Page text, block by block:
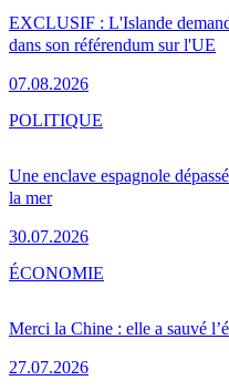
EXCLUSIF : L'Islande
dans son référendum sur l'UE
07.08.2026
Une enclave espagnole
la mer
30.07.2026
POLITIQUE
Merci la Chine : elle a sauvé
27.07.2026
ÉCONOMIE